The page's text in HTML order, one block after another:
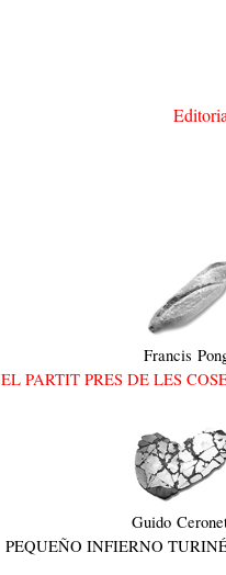
Francis
EL PARTIT PRES DE LES
Guido
PEQUEÑO INFIERNO